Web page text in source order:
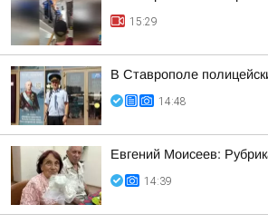
15:29
В Ставрополе
14:48
Евгений Моисеев:
14:39